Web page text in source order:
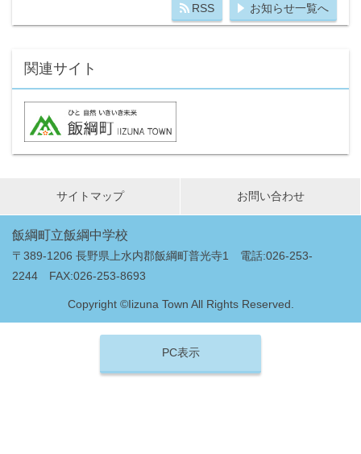
RSS お知らせ一覧へ
関連サイト
サイトマップ お問い合わせ
飯綱町立飯綱中学校
〒389-1206 長野県上水内郡飯綱町普光寺1 電話:026-253-
2244 FAX:026-253-8693
Copyright ©Iizuna Town All Rights Reserved.
PC表示